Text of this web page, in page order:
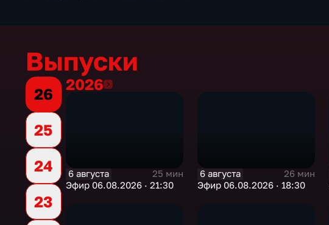
Выпуски
26
25
24
23
20262026
6 августа
25 мин
Эфир 06.08.2026 · 21:30
6 августа
26 мин
Эфир 06.08.2026 · 18:30